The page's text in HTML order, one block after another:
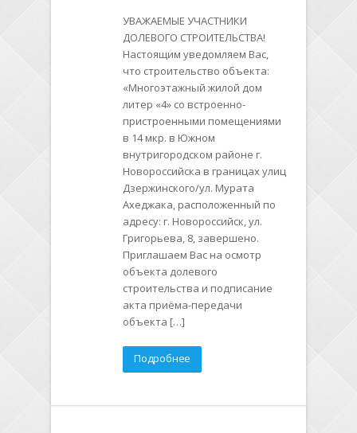
УВАЖАЕМЫЕ УЧАСТНИКИ
ДОЛЕВОГО СТРОИТЕЛЬСТВА!
Настоящим уведомляем Вас,
что строительство объекта:
«Многоэтажный жилой дом
литер «4» со встроенно-
пристроенными помещениями
в 14 мкр. в Южном
внутригородском районе г.
Новороссийска в границах улиц
Дзержинского/ул. Мурата
Ахеджака, расположенный по
адресу: г. Новороссийск, ул.
Григорьева, 8, завершено.
Приглашаем Вас на осмотр
объекта долевого
строительства и подписание
акта приёма-передачи
объекта […]
Подробнее